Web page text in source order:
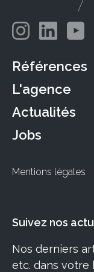
Références
L'agence
Actualités
Jobs
Mentions légales
Suivez nos
Nos derniers
etc. dans votre